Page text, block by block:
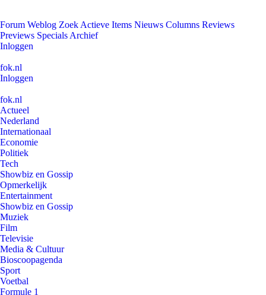
Forum Weblog Zoek Actieve Items Nieuws Columns Reviews
Previews Specials Archief
Inloggen
fok.nl
Inloggen
fok.nl
Actueel
Nederland
Internationaal
Economie
Politiek
Tech
Showbiz en Gossip
Opmerkelijk
Entertainment
Showbiz en Gossip
Muziek
Film
Televisie
Media & Cultuur
Bioscoopagenda
Sport
Voetbal
Formule 1